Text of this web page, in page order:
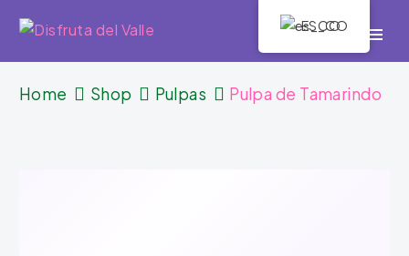
Home Shop Pulpas Pulpa de Tamarindo
ES_CO